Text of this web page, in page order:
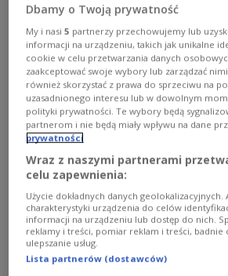
Zobacz więcej na temat:POLSKA
regiony IMGW
NAUKA
Niezwykłe widowisko
"wielkanocna kometa"
Dbamy o Twoją prywatność
My i nasi5 partnerzy przechowujemy lub
informacji na urządzeniu, takich jak unikalne
cookie w celu przetwarzania danych
zaakceptować swoje wybory lub zarządzać
również skorzystać z prawa do sprzeciwu na
uzasadnionego interesu lub w dowolnym
polityki prywatności. Te wybory będą
partnerom i nie będą miały wpływu na dane
prywatności
Wraz z naszymi partnerami
celu zapewnienia:
Użycie dokładnych danych geolokalizacyjnych.
charakterystyki urządzenia do celów
informacji na urządzeniu lub dostęp do nich.
reklamy i treści, pomiar reklam i treści,
ulepszanie usług.
Lista partnerów (dostawców)